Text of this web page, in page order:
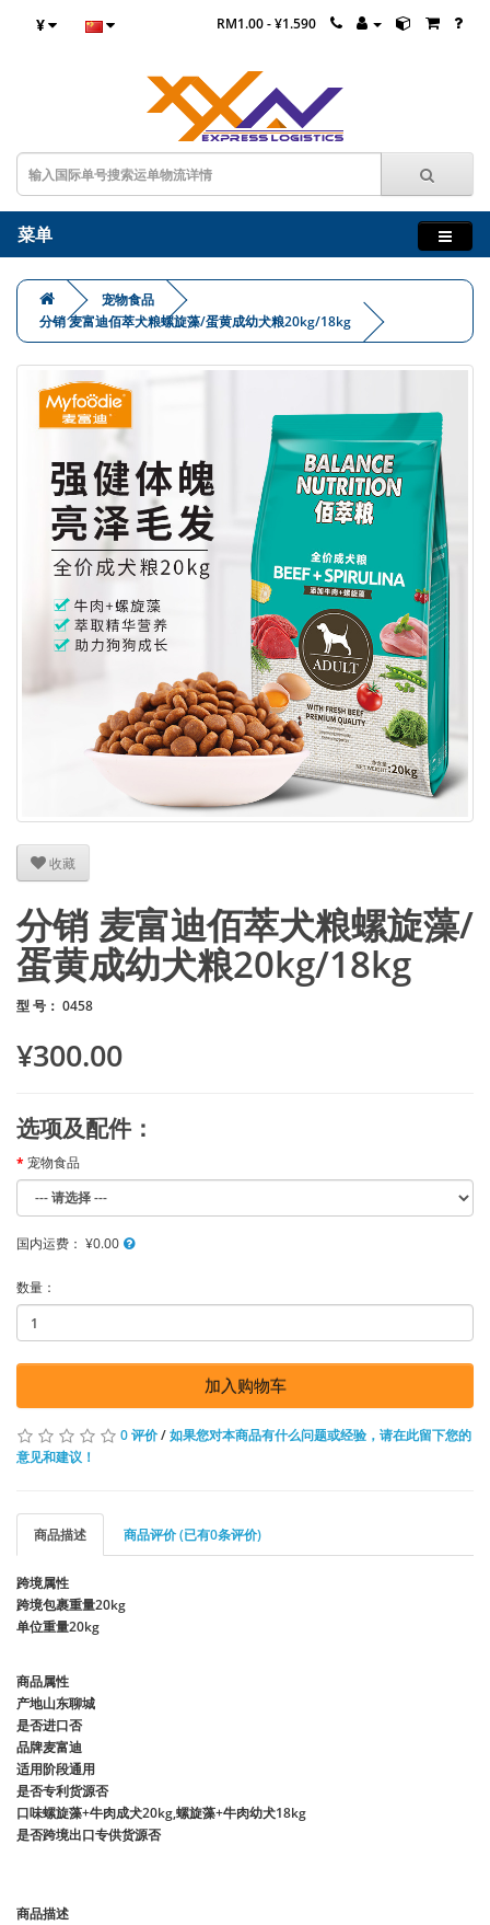
¥ RM1.00 - ¥1.590
菜单
宠物食品
分销 麦富迪佰萃犬粮螺旋藻/蛋黄成幼犬粮20kg/18kg
收藏
分销 麦富迪佰萃犬粮螺旋藻/
蛋黄成幼犬粮20kg/18kg
型 号： 0458
¥300.00
选项及配件：
宠物食品
国内运费： ¥0.00
数量：
加入购物车
0 评价/如果您对本商品有什么问题或经验，请在此留下您的
意见和建议！
商品描述 商品评价 (已有0条评价)
跨境属性
跨境包裹重量20kg
单位重量20kg
商品属性
产地山东聊城
是否进口否
品牌麦富迪
适用阶段通用
是否专利货源否
口味螺旋藻+牛肉成犬20kg,螺旋藻+牛肉幼犬18kg
是否跨境出口专供货源否
商品描述